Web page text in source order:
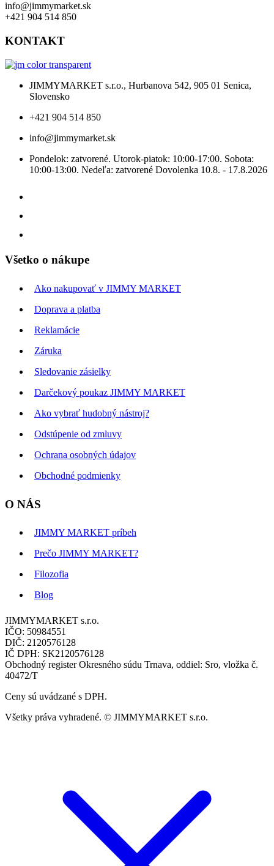
info@jimmymarket.sk
+421 904 514 850
KONTAKT
JIMMYMARKET s.r.o., Hurbanova 542, 905 01 Senica,
Slovensko
+421 904 514 850
info@jimmymarket.sk
Pondelok: zatvorené. Utorok-piatok: 10:00-17:00. Sobota:
10:00-13:00. Nedeľa: zatvorené Dovolenka 10.8. - 17.8.2026
Všetko o nákupe
Ako nakupovať v JIMMY MARKET
Doprava a platba
Reklamácie
Záruka
Sledovanie zásielky
Darčekový poukaz JIMMY MARKET
Ako vybrať hudobný nástroj?
Odstúpenie od zmluvy
Ochrana osobných údajov
Obchodné podmienky
O NÁS
JIMMY MARKET príbeh
Prečo JIMMY MARKET?
Filozofia
Blog
JIMMYMARKET s.r.o.
IČO: 50984551
DIČ: 2120576128
IČ DPH: SK2120576128
Obchodný register Okresného súdu Trnava, oddiel: Sro, vložka č.
40472/T
Ceny sú uvádzané s DPH.
Všetky práva vyhradené. © JIMMYMARKET s.r.o.